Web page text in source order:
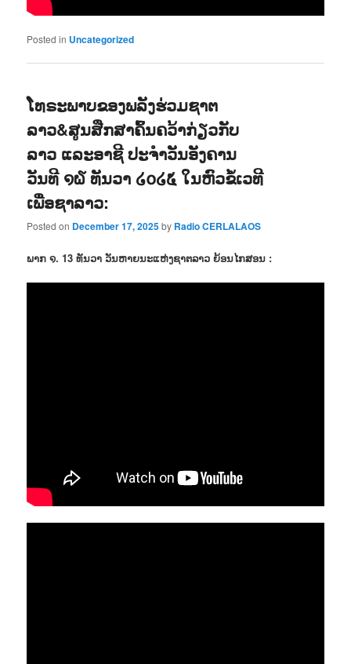
Posted in Uncategorized
ໂທຣະພາບຂອງພລັງຮ່ວມຊາຕ
ລາວ&ສູນສືກສາຄົ້ນຄວ້າກ່ຽວກັບ
ລາວ ແລະອາຊີ ປະຈຳວັນອັງຄານ
ວັນທີ ໑໖ ທັນວາ ໒໐໒໕ ໃນຫົວຂໍ້ເວທີ
ເພື່ອຊາລາວ:
Posted on December 17, 2025by Radio CERLALAOS
ພາກ ໑. 13 ທັນວາ ວັນຫາຍນະແຫ່ງຊາຕລາວ ຍ້ອນໄກສອນ :